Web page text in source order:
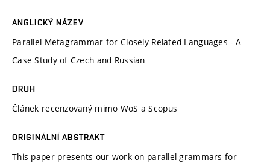
ANGLICKÝ NÁZEV
Parallel Metagrammar for Closely Related Languages - A
Case Study of Czech and Russian
DRUH
Článek recenzovaný mimo WoS a Scopus
ORIGINÁLNÍ ABSTRAKT
This paper presents our work on parallel grammars for